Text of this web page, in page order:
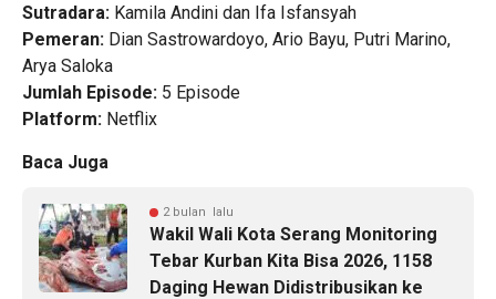
Sutradara: Kamila Andini dan Ifa Isfansyah
Pemeran: Dian Sastrowardoyo, Ario Bayu, Putri Marino,
Arya Saloka
Jumlah Episode: 5 Episode
Platform: Netflix
Baca Juga
2 bulan lalu
Wakil Wali Kota Serang Monitoring
Tebar Kurban Kita Bisa 2026, 1158
Daging Hewan Didistribusikan ke